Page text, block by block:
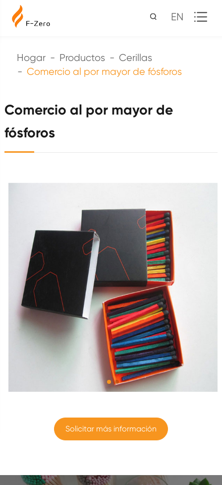
EN
Hogar Productos
Cerillas
Comercio al por mayor de fósforos
Comercio al por mayor de
fósforos
Solicitar más información